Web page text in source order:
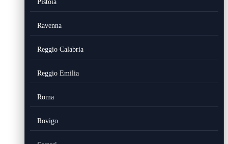
Pistoia
Ravenna
Reggio Calabria
Reggio Emilia
Roma
Rovigo